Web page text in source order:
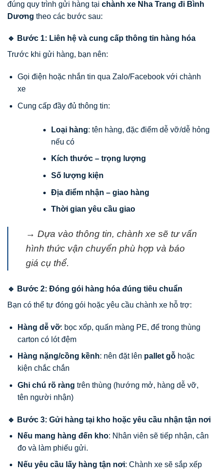
đúng quy trình gửi hàng tại chành xe Nha Trang đi Bình
Dương theo các bước sau:
🔹 Bước 1: Liên hệ và cung cấp thông tin hàng hóa
Trước khi gửi hàng, bạn nên:
Gọi điện hoặc nhắn tin qua Zalo/Facebook với chành
xe
Cung cấp đầy đủ thông tin:
Loại hàng: tên hàng, đặc điểm dễ vỡ/dễ hỏng
nếu có
Kích thước – trọng lượng
Số lượng kiện
Địa điểm nhận – giao hàng
Thời gian yêu cầu giao
→ Dựa vào thông tin, chành xe sẽ tư vấn
hình thức vận chuyển phù hợp và báo
giá cụ thể.
🔹 Bước 2: Đóng gói hàng hóa đúng tiêu chuẩn
Bạn có thể tự đóng gói hoặc yêu cầu chành xe hỗ trợ:
Hàng dễ vỡ: bọc xốp, quấn màng PE, để trong thùng
carton có lót đệm
Hàng nặng/cồng kềnh: nên đặt lên pallet gỗhoặc
kiện chắc chắn
Ghi chú rõ ràng trên thùng (hướng mở, hàng dễ vỡ,
tên người nhận)
🔹 Bước 3: Gửi hàng tại kho hoặc yêu cầu nhận tận nơi
Nếu mang hàng đến kho: Nhân viên sẽ tiếp nhận, cân
đo và làm phiếu gửi.
Nếu yêu cầu lấy hàng tận nơi: Chành xe sẽ sắp xếp